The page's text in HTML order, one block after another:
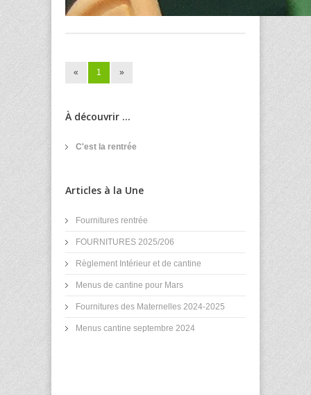
« 1 »
À découvrir ...
C'est la rentrée
Articles à la Une
Fournitures rentrée
FOURNITURES 2025/206
Règlement Intérieur et de cantine
Menus de cantine pour Mars
Fournitures des Maternelles 2024-2025
Menus cantine septembre 2024